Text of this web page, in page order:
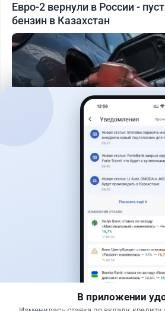
Евро-2 вернули в России -
бензин в Казахстан
0
4 августа 2026 г.,
Въезд в Казахстан изменят:
понадобится разрешение
В приложении